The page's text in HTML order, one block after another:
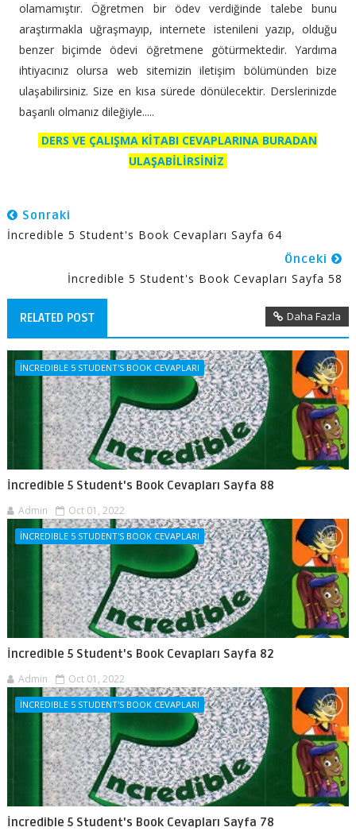
olamamıştır. Öğretmen bir ödev verdiğinde talebe bunu
araştırmakla uğraşmayıp, internete istenileni yazıp, olduğu
benzer biçimde ödevi öğretmene götürmektedir. Yardıma
ihtiyacınız olursa web sitemizin iletişim bölümünden bize
ulaşabilirsiniz. Size en kısa sürede dönülecektir. Derslerinizde
başarılı olmanız dileğiyle.....
DERS VE ÇALIŞMA KİTABI CEVAPLARINA BURADAN
ULAŞABİLİRSİNİZ
Sonraki
İncredible 5 Student's Book Cevapları Sayfa 64
Önceki
İncredible 5 Student's Book Cevapları Sayfa 58
RELATED POST Daha Fazla
İNCREDIBLE 5 STUDENT'S BOOK CEVAPLARI
İncredible 5 Student's Book Cevapları Sayfa 88
Admin Oct 01, 2022
İNCREDIBLE 5 STUDENT'S BOOK CEVAPLARI
İncredible 5 Student's Book Cevapları Sayfa 82
Admin Oct 01, 2022
İNCREDIBLE 5 STUDENT'S BOOK CEVAPLARI
İncredible 5 Student's Book Cevapları Sayfa 78